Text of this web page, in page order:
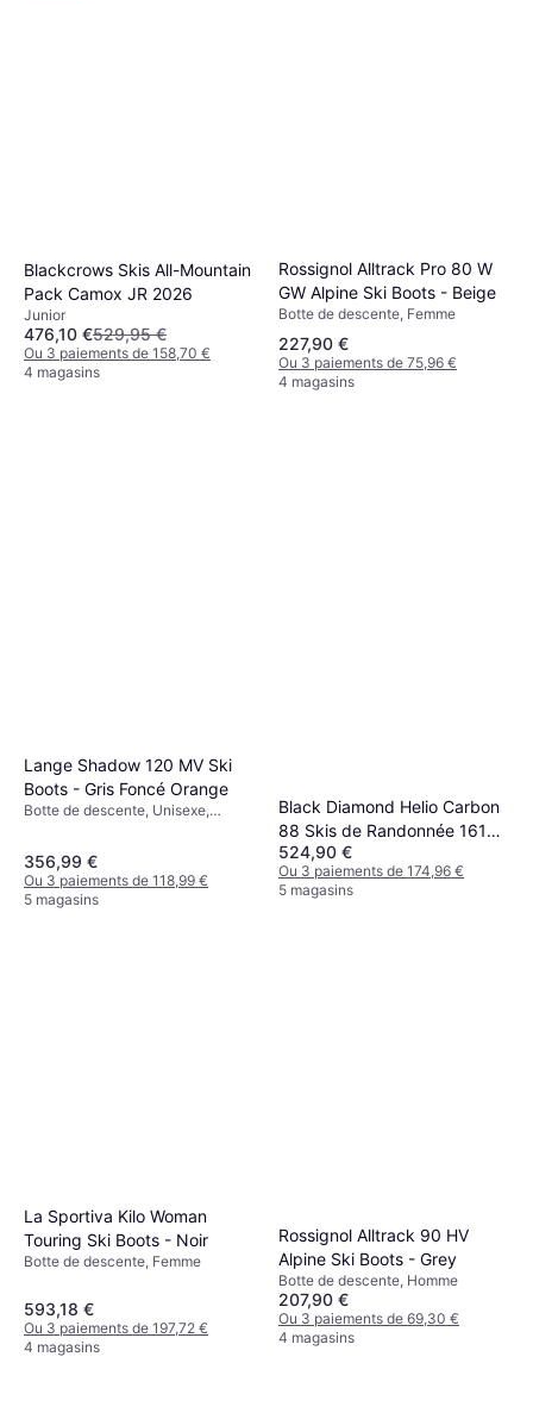
Blackcrows Skis All-Mountain
Pack Camox JR 2026
Junior
476,10 €529,95 €
Ou 3 paiements de 158,70 €
4 magasins
Rossignol Alltrack Pro 80 W
GW Alpine Ski Boots - Beige
Botte de descente, Femme
227,90 €
Ou 3 paiements de 75,96 €
4 magasins
Lange Shadow 120 MV Ski
Boots - Gris Foncé Orange
Botte de descente, Unisexe,
356,99 €
Ou 3 paiements de 118,99 €
5 magasins
Black Diamond Helio Carbon
88 Skis de Randonnée 161
cm
524,90 €
Ou 3 paiements de 174,96 €
5 magasins
La Sportiva Kilo Woman
Touring Ski Boots - Noir
Botte de descente, Femme
593,18 €
Ou 3 paiements de 197,72 €
4 magasins
Rossignol Alltrack 90 HV
Alpine Ski Boots - Grey
Botte de descente, Homme
207,90 €
Ou 3 paiements de 69,30 €
4 magasins